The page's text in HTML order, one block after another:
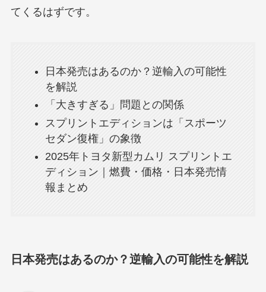
てくるはずです。
日本発売はあるのか？逆輸入の可能性
を解説
「大きすぎる」問題との関係
スプリントエディションは「スポーツ
セダン復権」の象徴
2025年トヨタ新型カムリ スプリントエ
ディション｜燃費・価格・日本発売情
報まとめ
日本発売はあるのか？逆輸入の可能性を解説